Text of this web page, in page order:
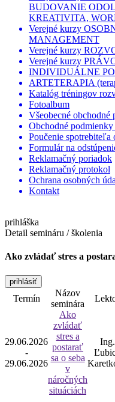
BUDOVANIE
KREATIVITA,
Verejné kurzy
MANAGEMENT
Verejné kurzy
Verejné kurzy
INDIVIDUÁLNE
ARTETERAPIA
Katalóg tréningov
Fotoalbum
Všeobecné obchodné
Obchodné
Poučenie
Formulár na
Reklamačný poriadok
Reklamačný protokol
Ochrana osobných
Kontakt
prihláška
Detail semináru / školenia
Ako zvládať stres a
prihlásiť
Termín
Názov
seminára
29.06.2026
-
29.06.2026
Ako
zvládať
stres a
postarať
sa o seba
v
náročných
situáciách
Ing.